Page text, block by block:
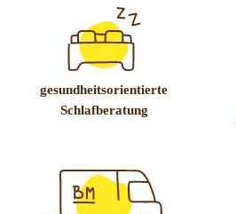
gesundheitsorientierte
Schlafberatung